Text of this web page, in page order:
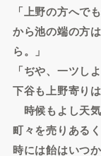
「上野の方へで
から池の端の方
ら。」
「ぢや、一ツし
下谷も上野寄り
時候もよし天
町々を売りある
時には飴はいつ